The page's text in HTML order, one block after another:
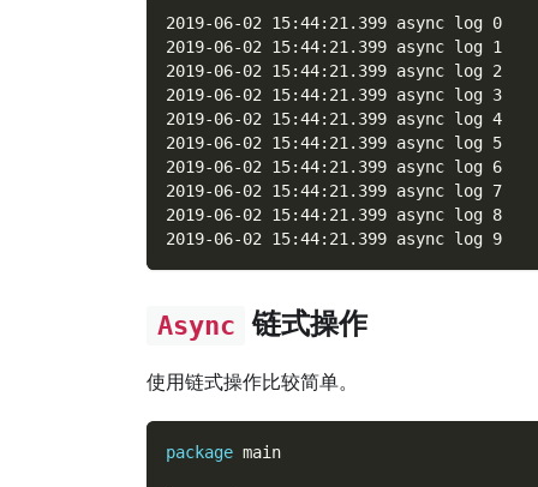
2019-06-02 15:44:21.399 async log 0
2019-06-02 15:44:21.399 async log 1
2019-06-02 15:44:21.399 async log 2
2019-06-02 15:44:21.399 async log 3
2019-06-02 15:44:21.399 async log 4
2019-06-02 15:44:21.399 async log 5
2019-06-02 15:44:21.399 async log 6
2019-06-02 15:44:21.399 async log 7
2019-06-02 15:44:21.399 async log 8
2019-06-02 15:44:21.399 async log 9
Async 链式操作
使用链式操作比较简单。
package main